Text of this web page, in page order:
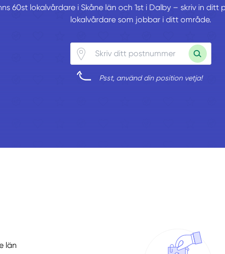
60st lokalvårdare i Skåne län och 1st i Dalby – skriv in
lokalvårdare som jobbar i ditt område.
Psst, använd din position vetja!
län